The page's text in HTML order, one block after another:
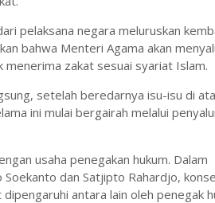
pelaksana negara meluruskan
bahwa Menteri Agama akan
zakat sesuai syariat Islam.
setelah beredarnya isu-isu di
ini mulai bergairah melalui
usaha penegakan hukum. Dalam
Soekanto dan Satjipto Rahardjo,
antara lain oleh penegak